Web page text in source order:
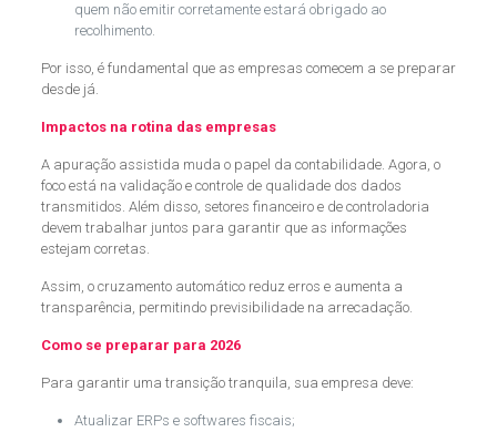
quem não emitir corretamente estará obrigado ao
recolhimento.
Por isso, é fundamental que as empresas comecem a se preparar
desde já.
Impactos na rotina das empresas
A apuração assistida muda o papel da contabilidade. Agora, o
foco está na validação e controle de qualidade dos dados
transmitidos. Além disso, setores financeiro e de controladoria
devem trabalhar juntos para garantir que as informações
estejam corretas.
Assim, o cruzamento automático reduz erros e aumenta a
transparência, permitindo previsibilidade na arrecadação.
Como se preparar para 2026
Para garantir uma transição tranquila, sua empresa deve:
Atualizar ERPs e softwares fiscais;